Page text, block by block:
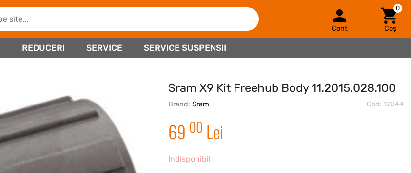
Cont Coș
0
REDUCERI SERVICE SERVICE SUSPENSII
Sram X9 Kit Freehub Body 11.2015.028.100
Brand:Sram Cod: 12044
69 00 Lei
Indisponibil